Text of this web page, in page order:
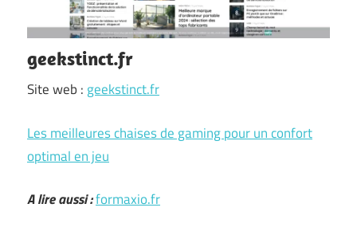
geekstinct.fr
Site web : geekstinct.fr
Les meilleures chaises de gaming pour un confort
optimal en jeu
A lire aussi :formaxio.fr